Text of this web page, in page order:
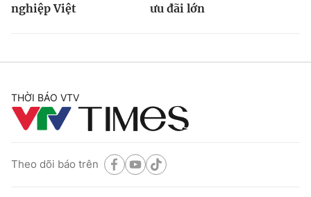
nghiệp Việt
ưu đãi lớn
THỜI BÁO VTV
Theo dõi báo trên